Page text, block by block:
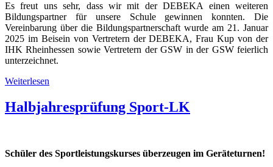
Es freut uns sehr, dass wir mit der DEBEKA einen weiteren
Bildungspartner für unsere Schule gewinnen konnten. Die
Vereinbarung über die Bildungspartnerschaft wurde am 21. Januar
2025 im Beisein von Vertretern der DEBEKA, Frau Kup von der
IHK Rheinhessen sowie Vertretern der GSW in der GSW feierlich
unterzeichnet.
Weiterlesen
Halbjahresprüfung Sport-LK
Schüler des Sportleistungskurses überzeugen im Geräteturnen!